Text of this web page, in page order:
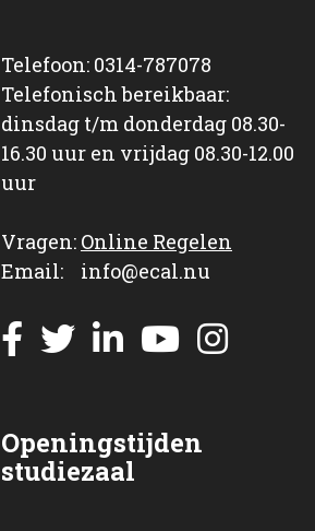
Telefoon: 0314-787078
Telefonisch bereikbaar:
dinsdag t/m donderdag 08.30-
16.30 uur en vrijdag 08.30-12.00
uur
Vragen: Online Regelen
Email: info@ecal.nu
Openingstijden
studiezaal